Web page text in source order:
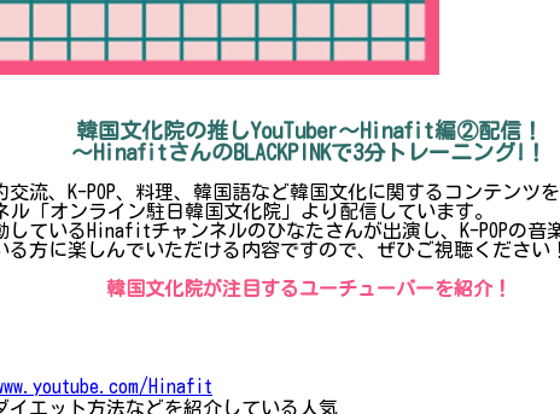
韓国文化院の推しYouTuber～Hinafit編②配信！
～HinafitさんのBLACKPINKで3分トレーニング!！
流、K-POP、料理、韓国語など韓国文化に関するコンテン
「オンライン駐日韓国文化院」より配信しています。
ているHinafitチャンネルのひなたさんが出演し、K-POPの音
方に楽しんでいただける内容ですので、ぜひご視聴ください！
韓国文化院が注目するユーチューバーを紹介！
Hinafit
イエット方法などを紹介している人気